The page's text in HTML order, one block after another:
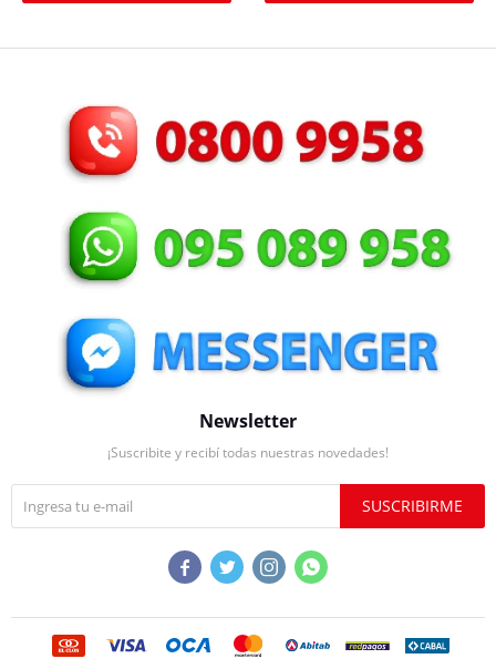
Newsletter
¡Suscribite y recibí todas nuestras novedades!
SUSCRIBIRME
   